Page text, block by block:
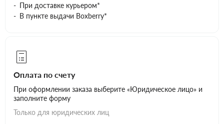
При доставке курьером*
В пункте выдачи Boxberry*
Оплата по счету
При оформлении заказа выберите «Юридическое лицо» и
заполните форму
Только для юридических лиц